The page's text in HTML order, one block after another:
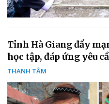
Tỉnh Hà Giang đẩy
học tập, đáp ứng yêu
THANH TÂM